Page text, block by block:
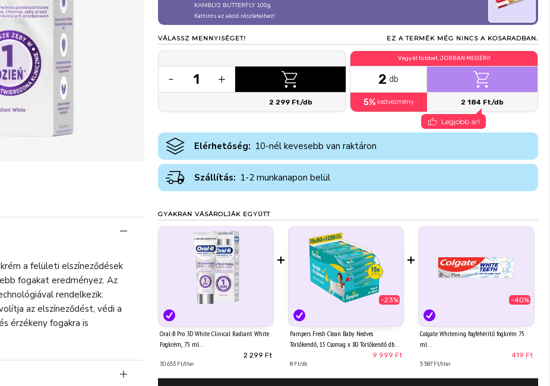
KAMBLY2 BUTTERFLY 100g
Kattints az akció részleteihez!
VÁLASSZ MENNYISÉGET! EZ A TERMÉK MÉG NINCS A KOSARADBAN.
- 1 +
2 299 Ft/db
Vegyél többet, JOBBAN MEGÉRI!
2 db
5% kedvezmény 2 184 Ft/db
Legjobb ár!
Elérhetőség: 10-nél kevesebb van raktáron
Szállítás: 1-2 munkanapon belül
GYAKRAN VÁSÁROLJÁK EGYÜTT
Oral-B Pro 3D White Clinical Radiant White
Fogkrém, 75 ml
2 299 Ft
30 653 Ft/liter
+
-23%
Pampers Fresh Clean Baby Nedves
Törlőkendő, 15 Csomag x 80 Törlőkendő db
9 999 Ft
8 Ft/db
+
-40%
Colgate Whitening fogfehérítő fogkrém 75
ml
419 Ft
5 587 Ft/liter
a felületi elszíneződések
fogakat eredményez. Az
rendelkezik:
az elszíneződést, védi a
érzékeny fogakra is